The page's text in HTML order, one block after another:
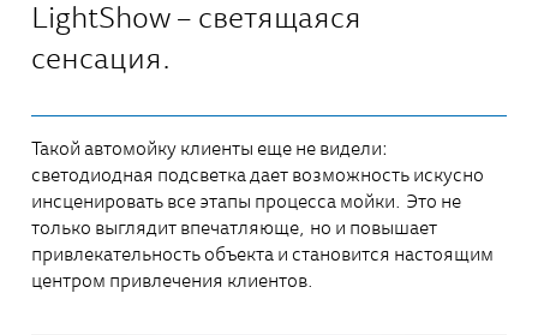
LightShow – светящаяся
сенсация.
Такой автомойку клиенты еще не видели:
светодиодная подсветка дает возможность искусно
инсценировать все этапы процесса мойки. Это не
только выглядит впечатляюще, но и повышает
привлекательность объекта и становится настоящим
центром привлечения клиентов.